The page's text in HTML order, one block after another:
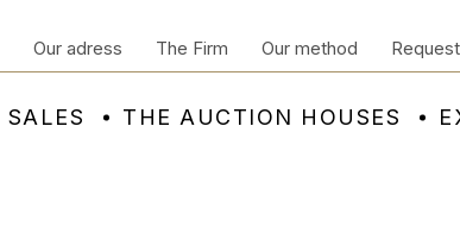
THE AUCTION HOUSES
Our adress The Firm Our method